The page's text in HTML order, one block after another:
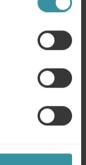
Selling